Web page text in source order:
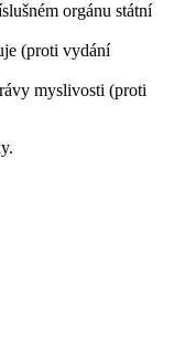
orgánu státní
(proti vydání
myslivosti (proti